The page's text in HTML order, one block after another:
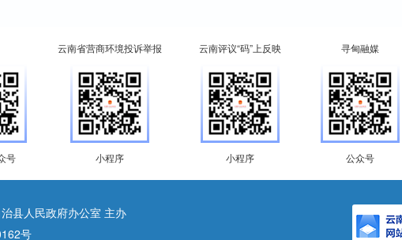
号
云南省营商环境投诉举报
小程序
云南评议“码”上反映
小程序
寻甸融媒
公众号
县人民政府办公室 主办
号